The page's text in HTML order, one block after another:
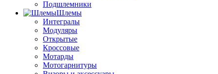
Подшлемники
Шлемы
Интегралы
Модуляры
Открытые
Кроссовые
Мотарды
Мотогарнитуры